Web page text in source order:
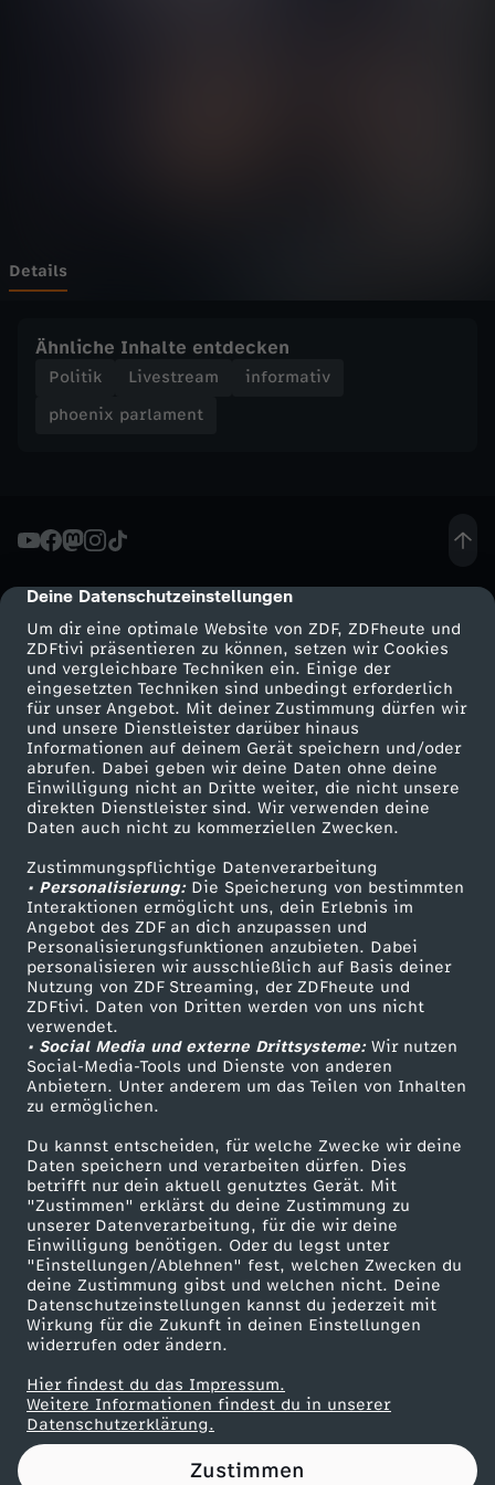
cmp-dialog-description
Deine Datenschutzeinstellungen
Um dir eine optimale Website von ZDF, ZDFheute und
ZDFtivi präsentieren zu können, setzen wir Cookies
und vergleichbare Techniken ein. Einige der
eingesetzten Techniken sind unbedingt erforderlich
für unser Angebot. Mit deiner Zustimmung dürfen wir
und unsere Dienstleister darüber hinaus
Informationen auf deinem Gerät speichern und/oder
abrufen. Dabei geben wir deine Daten ohne deine
Einwilligung nicht an Dritte weiter, die nicht unsere
direkten Dienstleister sind. Wir verwenden deine
Daten auch nicht zu kommerziellen Zwecken.
Zustimmungspflichtige Datenverarbeitung
• Personalisierung:Die Speicherung von bestimmten
Interaktionen ermöglicht uns, dein Erlebnis im
Angebot des ZDF an dich anzupassen und
Personalisierungsfunktionen anzubieten. Dabei
personalisieren wir ausschließlich auf Basis deiner
Nutzung von ZDF Streaming, der ZDFheute und
ZDFtivi. Daten von Dritten werden von uns nicht
verwendet.
• Social Media und externe Drittsysteme:Wir nutzen
Social-Media-Tools und Dienste von anderen
Anbietern. Unter anderem um das Teilen von Inhalten
zu ermöglichen.
Du kannst entscheiden, für welche Zwecke wir deine
Daten speichern und verarbeiten dürfen. Dies
betrifft nur dein aktuell genutztes Gerät. Mit
"Zustimmen" erklärst du deine Zustimmung zu
unserer Datenverarbeitung, für die wir deine
Einwilligung benötigen. Oder du legst unter
"Einstellungen/Ablehnen" fest, welchen Zwecken du
deine Zustimmung gibst und welchen nicht. Deine
Datenschutzeinstellungen kannst du jederzeit mit
Wirkung für die Zukunft in deinen Einstellungen
widerrufen oder ändern.
Hier findest du das Impressum.
Weitere Informationen findest du in unserer
Datenschutzerklärung.
Zustimmen
m
n
A
u
s
b
a
u
e
r
n
e
u
e
r
b
a
r
e
r
Details
Ähnliche Inhalte entdecken
Politik Livestream
informativ
phoenix parlament
Mehr ZDF
ZDF-Apps
Smart TV
ZDFtext
Livestreams
Sendungen A-Z
TV-Programm
Service
ZDFmitreden
Kontakt zum ZDF
Tickets
Zuschauerservice
Hilfe
ZDF Unternehmen
Karriere
ZDF goes Schule
Werbefernsehen
Mainzelmännchen
Partner